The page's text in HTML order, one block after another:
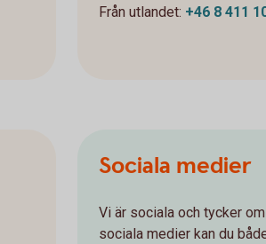
Från utlandet: +46 8 411
Sociala medier
Vi är sociala och tycker
sociala medier kan du